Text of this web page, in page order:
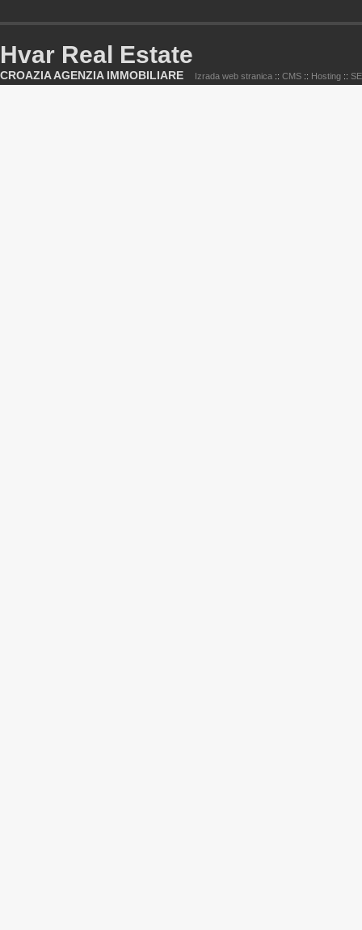
Hvar Real Estate
CROAZIA AGENZIA IMMOBILIARE Izrada web stranica :: CMS :: Hosting ::